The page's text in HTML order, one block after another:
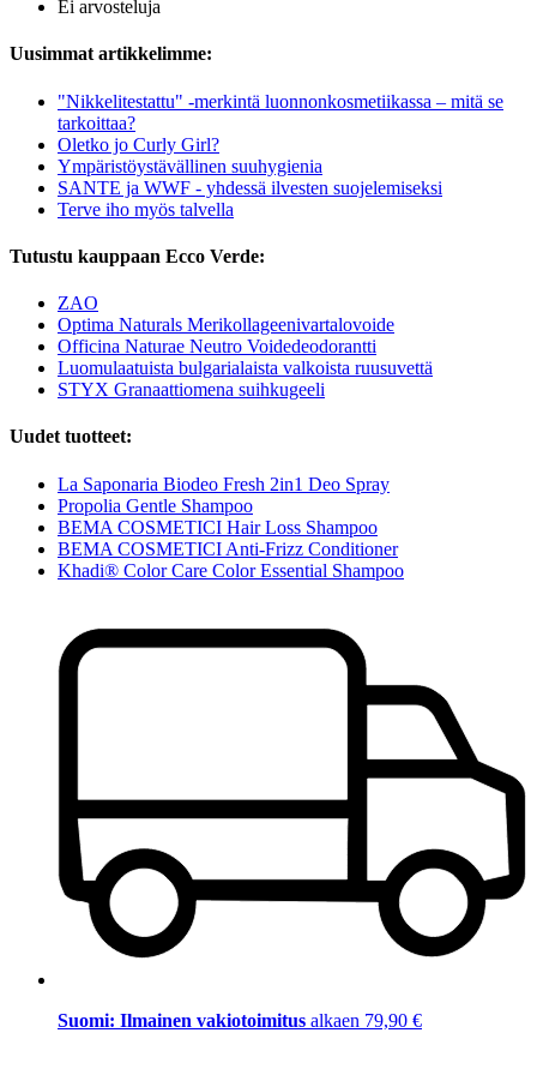
Ei arvosteluja
Uusimmat artikkelimme:
"Nikkelitestattu" -merkintä luonnonkosmetiikassa – mitä se
tarkoittaa?
Oletko jo Curly Girl?
Ympäristöystävällinen suuhygienia
SANTE ja WWF - yhdessä ilvesten suojelemiseksi
Terve iho myös talvella
Tutustu kauppaan Ecco Verde:
ZAO
Optima Naturals Merikollageenivartalovoide
Officina Naturae Neutro Voidedeodorantti
Luomulaatuista bulgarialaista valkoista ruusuvettä
STYX Granaattiomena suihkugeeli
Uudet tuotteet:
La Saponaria Biodeo Fresh 2in1 Deo Spray
Propolia Gentle Shampoo
BEMA COSMETICI Hair Loss Shampoo
BEMA COSMETICI Anti-Frizz Conditioner
Khadi® Color Care Color Essential Shampoo
Suomi: Ilmainen vakiotoimitus alkaen 79,90 €